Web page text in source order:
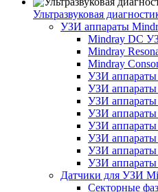
Ультразвуковая
УЗИ аппараты
Mindray DC
Mindray
Mindray
УЗИ
УЗИ
УЗИ аппараты
УЗИ
УЗИ
УЗИ
УЗИ
УЗИ аппараты
Датчики для УЗИ
Секторные